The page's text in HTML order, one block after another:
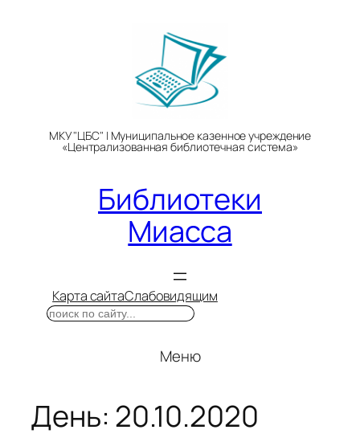
МКУ "ЦБС" | Муниципальное казенное учреждение
«Централизованная библиотечная система»
Библиотеки
Миасса
Карта сайтаСлабовидящим
Поиск
Меню
День: 20.10.2020